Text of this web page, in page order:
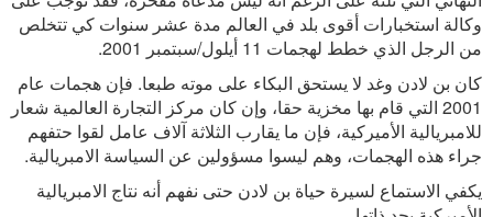
وكالة استخبارات أقوى بلد في العالم مدة عشر سنوات كي تتخلص
من الرجل الذي خطط لهجمات 11 أيلول/سبتمبر 2001.
كان بن لادن وغد لا يستحق البكاء على موته طبعا. فإن هجمات عام
2001 التي قام بها مخزية حقا، وإن كان مركز التجارة العالمية شعار
للامبريالية الأميركية، فإن ما يقارب الثلاثة آلاف عامل لقوا حتفهم
جراء هذه الهجمات، وهم ليسوا مسؤولين عن السياسة الامبريالية.
يكفي الاستماع لسيرة حياة بن لادن حتى نفهم أنه نتاج الامبريالية